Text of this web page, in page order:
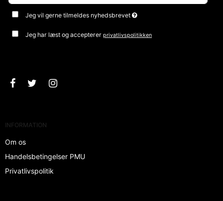
Jeg vil gerne tilmeldes nyhedsbrevet
Jeg har læst og acceptererprivatlivspolitikken
INFORMATION
Om os
Handelsbetingelser PMU
Privatlivspolitik